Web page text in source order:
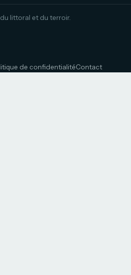
littoral et du terroir.
de confidentialitéContact